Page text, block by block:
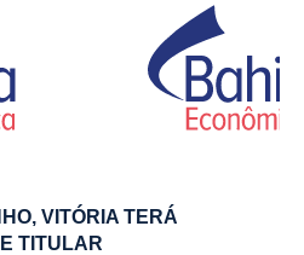
VITÓRIA TERÁ
TITULAR